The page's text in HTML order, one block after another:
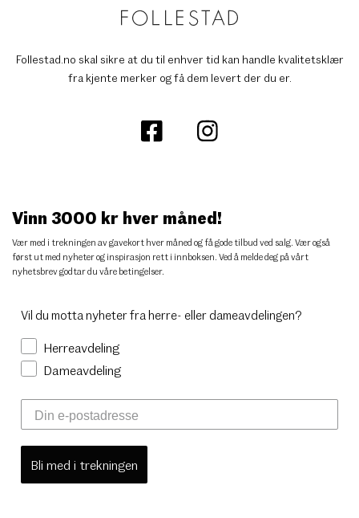
Follestad.no skal sikre at du til enhver tid kan handle kvalitetsklær
fra kjente merker og få dem levert der du er.
Vinn 3000 kr hver måned!
Vær med i trekningen av gavekort hver måned og få gode tilbud ved salg. Vær også
først ut med nyheter og inspirasjon rett i innboksen. Ved å melde deg på vårt
nyhetsbrev godtar du våre betingelser.
Vil du motta nyheter fra herre- eller dameavdelingen?
Herreavdeling
Dameavdeling
Bli med i trekningen